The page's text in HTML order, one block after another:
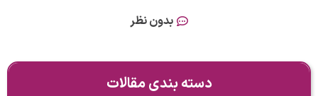
دسته بندی مقالات
بدون نظر